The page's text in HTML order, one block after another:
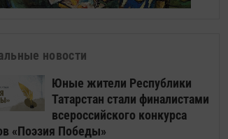
новости
Юные жители Республики
Татарстан стали финалистами
всероссийского конкурса
«Поэзия Победы»